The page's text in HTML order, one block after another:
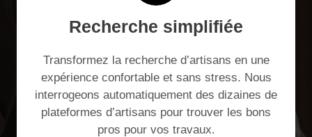
Recherche simplifiée
Transformez la recherche d’artisans en une
expérience confortable et sans stress. Nous
interrogeons automatiquement des dizaines de
plateformes d’artisans pour trouver les bons
pros pour vos travaux.